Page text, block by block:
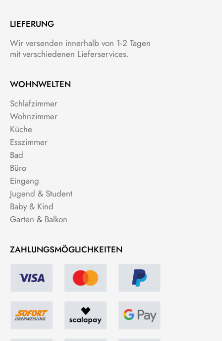
LIEFERUNG
Wir versenden innerhalb von 1-2 Tagen
mit verschiedenen Lieferservices.
WOHNWELTEN
Schlafzimmer
Wohnzimmer
Küche
Esszimmer
Bad
Büro
Eingang
Jugend & Student
Baby & Kind
Garten & Balkon
ZAHLUNGSMÖGLICHKEITEN